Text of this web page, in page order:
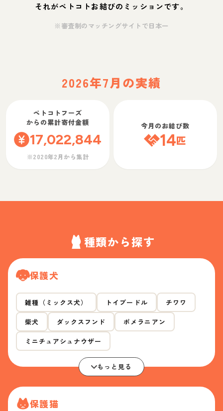
それがペトコトお結びのミッションです。
※審査制のマッチングサイトで日本一
2026年7月の実績
ペトコトフーズ
からの累計寄付金額
17,022,844
※2020年2月から集計
今月のお結び数
14匹
種類から探す
保護犬
雑種（ミックス犬） トイプードル チワワ
柴犬 ダックスフンド ポメラニアン
ミニチュアシュナウザー
もっと見る
保護猫